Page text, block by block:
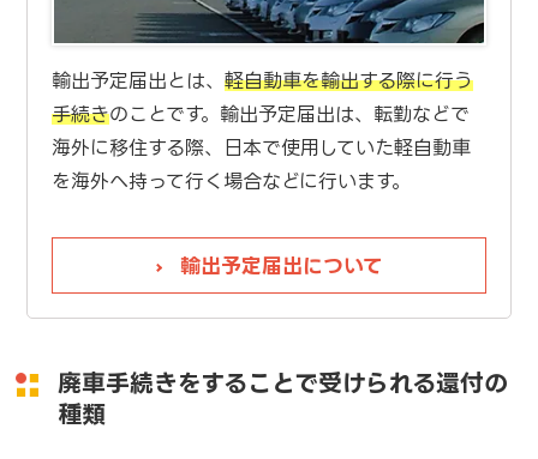
輸出予定届出とは、 軽自動車を輸出する際に行う
手続きのことです。輸出予定届出は、転勤などで
海外に移住する際、日本で使用していた軽自動車
を海外へ持って行く場合などに行います。
輸出予定届出について
廃車手続きをすることで受けられる還付の
種類